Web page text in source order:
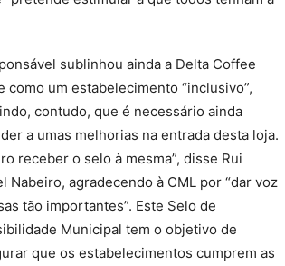
sublinhou ainda a Delta Coffee
como um estabelecimento “inclusivo”,
contudo, que é necessário ainda
a umas melhorias na entrada desta loja.
receber o selo à mesma”, disse Rui
Nabeiro, agradecendo à CML por “dar voz
tão importantes”. Este Selo de
Municipal tem o objetivo de
que os estabelecimentos cumprem as